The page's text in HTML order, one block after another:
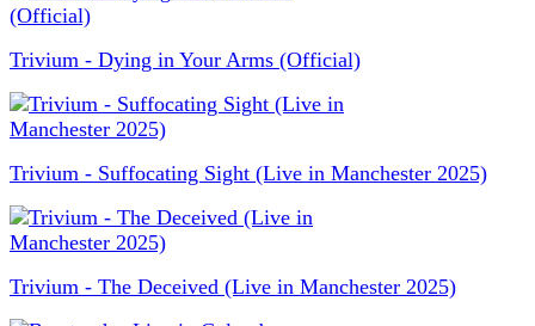
Trivium - Dying in Your Arms (Official)
Trivium - Suffocating Sight (Live in Manchester 2025)
Trivium - The Deceived (Live in Manchester 2025)